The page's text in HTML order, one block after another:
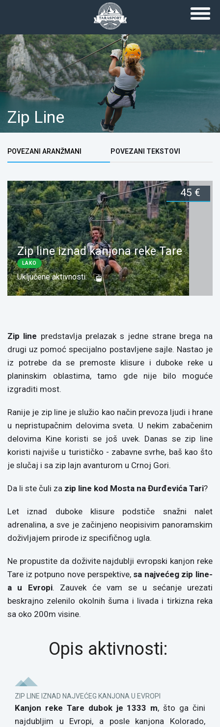
Zip Line
Holder
POVEZANI ARANŽMANI
POVEZANI TEKSTOVI
45 €
Zip line iznad kanjona reke Tare
LAKO
Uključene aktivnosti:
Dužina: 1 dan Rezerviši
Zip line predstavlja prelazak s jedne strane brega na
drugi uz pomoć specijalno postavljene sajle. Nastao je
iz potrebe da se premoste klisure i duboke reke u
planinskim oblastima, tamo gde nije bilo moguće
izgraditi most.
Ranije je zip line je služio kao način prevoza ljudi i hrane
u nepristupačnim delovima sveta. U nekim zabačenim
delovima Kine koristi se još uvek. Danas se zip line
koristi najviše u turističko - zabavne svrhe, baš kao što
je slučaj i sa zip lajn avanturom u Crnoj Gori.
Da li ste čuli za zip line kod Mosta na Đurđevića Tari?
Let iznad duboke klisure podstiče snažni nalet
adrenalina, a sve je začinjeno neopisivim panoramskim
doživljajem prirode iz specifičnog ugla.
Ne propustite da doživite najdublji evropski kanjon reke
Tare iz potpuno nove perspektive, sa najvećeg zip line-
a u Evropi. Zauvek će vam se u sećanje urezati
beskrajno zelenilo okolnih šuma i livada i tirkizna reka
sa oko 200m visine.
Opis aktivnosti:
ZIP LINE IZNAD NAJVEĆEG KANJONA U EVROPI
Kanjon reke Tare dubok je 1333 m, što ga čini
najdubljim u Evropi, a posle kanjona Kolorado,